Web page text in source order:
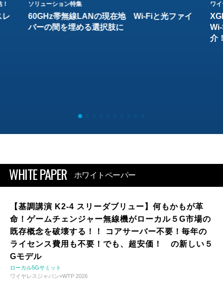
レ
ソリューション特集
60GHz帯無線LANの現在地 Wi-Fiと光ファイ
バーの間を埋める選択肢に
ワ
介
WHITE PAPER ホワイトペーパー
【基調講演 K2-4 スリーダブリュー】何もかもが革
命！ゲームチェンジャー無線機がローカル５G市場の
既存概念を破壊する！！ コアサーバー不要！毎年の
ライセンス費用も不要！でも、超安価！ の新しい５
Gモデル
ローカル5Gサミット
ワイヤレスジャパン×WTP 2026